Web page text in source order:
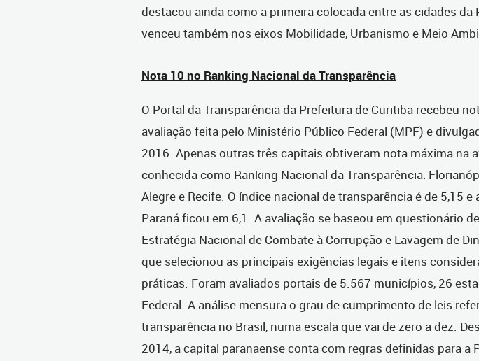
destacou ainda como a primeira colocada entre as cidades da
venceu também nos eixos Mobilidade, Urbanismo e Meio
Nota 10 no Ranking Nacional da Transparência
O Portal da Transparência da Prefeitura de Curitiba recebeu
avaliação feita pelo Ministério Público Federal (MPF) e
2016. Apenas outras três capitais obtiveram nota máxima na
conhecida como Ranking Nacional da Transparência:
Alegre e Recife. O índice nacional de transparência é de 5,15 e
Paraná ficou em 6,1. A avaliação se baseou em questionário
Estratégia Nacional de Combate à Corrupção e Lavagem de
que selecionou as principais exigências legais e itens
práticas. Foram avaliados portais de 5.567 municípios, 26
Federal. A análise mensura o grau de cumprimento de leis
transparência no Brasil, numa escala que vai de zero a dez.
2014, a capital paranaense conta com regras definidas para a